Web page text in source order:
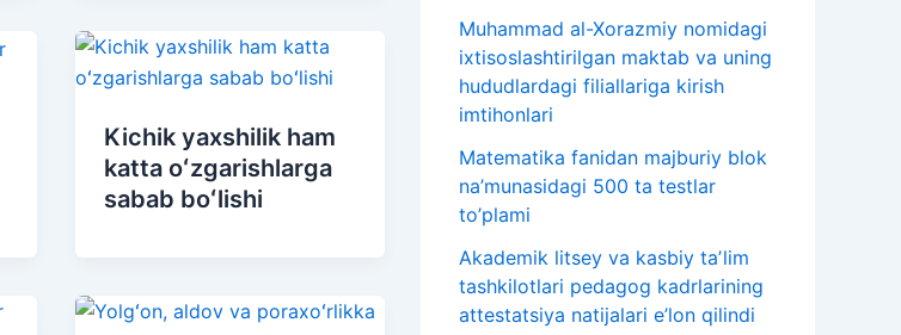
Kichik yaxshilik ham
katta oʻzgarishlarga
sabab boʻlishi
Muhammad al-Xorazmiy nomidagi
ixtisoslashtirilgan maktab va uning
hududlardagi filiallariga kirish
imtihonlari
Matematika fanidan majburiy blok
na’munasidagi 500 ta testlar
to’plami
Akademik litsey va kasbiy taʼlim
tashkilotlari pedagog kadrlarining
attestatsiya natijalari e’lon qilindi